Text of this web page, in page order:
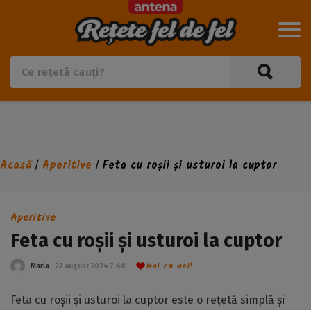
Acasă/ Aperitive / Feta cu roșii și usturoi la cuptor
Aperitive
Feta cu roșii și usturoi la cuptor
Maria 27 august 2024 7:48 Hai cu noi!
Feta cu roșii și usturoi la cuptor este o rețetă simplă și